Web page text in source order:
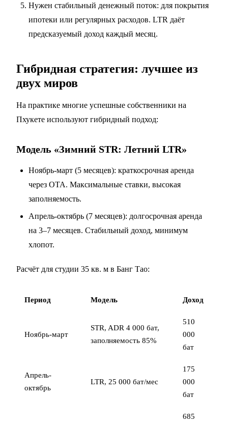
Нужен стабильный денежный поток: для покрытия
ипотеки или регулярных расходов. LTR даёт
предсказуемый доход каждый месяц.
Гибридная стратегия: лучшее из
двух миров
На практике многие успешные собственники на
Пхукете используют гибридный подход:
Модель «Зимний STR: Летний LTR»
Ноябрь-март (5 месяцев): краткосрочная аренда
через OTA. Максимальные ставки, высокая
заполняемость.
Апрель-октябрь (7 месяцев): долгосрочная аренда
на 3–7 месяцев. Стабильный доход, минимум
хлопот.
Расчёт для студии 35 кв. м в Банг Тао:
Период Модель Доход
Ноябрь-март
STR, ADR 4 000 бат,
заполняемость 85%
510
000
бат
Апрель-
октябрь
LTR, 25 000 бат/мес
175
000
бат
685